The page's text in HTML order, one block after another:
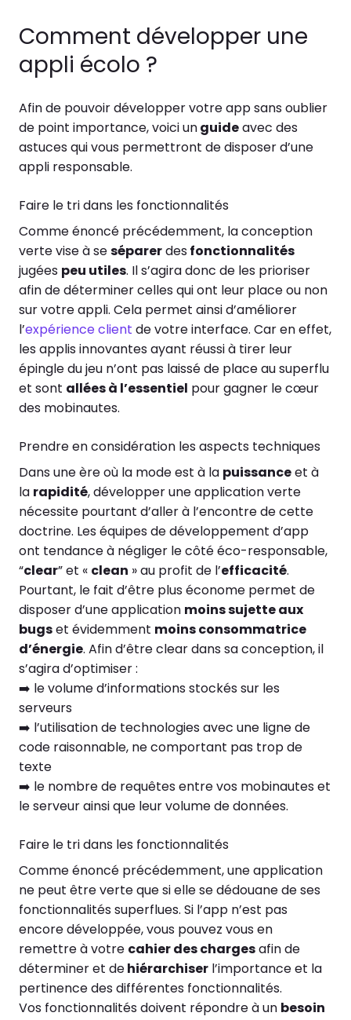
Comment développer une
appli écolo ?
Afin de pouvoir développer votre app sans oublier
de point importance, voici unguideavec des
astuces qui vous permettront de disposer d’une
appli responsable.
Faire le tri dans les fonctionnalités
Comme énoncé précédemment, la conception
verte vise à seséparerdesfonctionnalités
jugées peu utiles. Il s’agira donc de les prioriser
afin de déterminer celles qui ont leur place ou non
sur votre appli. Cela permet ainsi d’améliorer
l’expérience client de votre interface. Car en effet,
les applis innovantes ayant réussi à tirer leur
épingle du jeu n’ont pas laissé de place au superflu
et sont allées à l’essentiel pour gagner le cœur
des mobinautes.
Prendre en considération les aspects techniques
Dans une ère où la mode est à la puissanceet à
la rapidité, développer une application verte
nécessite pourtant d’aller à l’encontre de cette
doctrine. Les équipes de développement d’app
ont tendance à négliger le côté éco-responsable,
“clear” et « clean » au profit de l’efficacité.
Pourtant, le fait d’être plus économe permet de
disposer d’une application moins sujette aux
bugset évidemment moins consommatrice
d’énergie. Afin d’être clear dans sa conception, il
s’agira d’optimiser :
➡️ le volume d’informations stockés sur les
serveurs
➡️ l’utilisation de technologies avec une ligne de
code raisonnable, ne comportant pas trop de
texte
➡️ le nombre de requêtes entre vos mobinautes et
le serveur ainsi que leur volume de données.
Faire le tri dans les fonctionnalités
Comme énoncé précédemment, une application
ne peut être verte que si elle se dédouane de ses
fonctionnalités superflues. Si l’app n’est pas
encore développée, vous pouvez vous en
remettre à votre cahier des chargesafin de
déterminer et dehiérarchiser l’importance et la
pertinence des différentes fonctionnalités.
Vos fonctionnalités doivent répondre à un besoin